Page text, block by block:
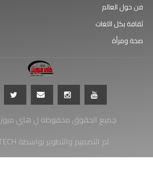
فن حول العالم
ثقافة بكل اللغات
صحة ومرأة
جميع الحقوق محفوظة ل هاي ميوزك
AMMATECH تم التصميم والتطوير بواسطة